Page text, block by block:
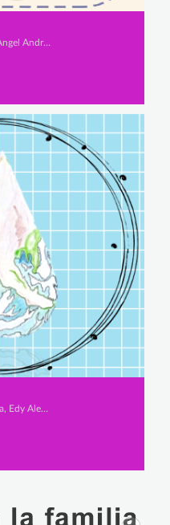
Secundaria, Natali Ramírez Ochoa , Angel Andrés Vargas Díaz y William Alberto Sanchez Sosa
Secundaria, Carol Natalia Celis Correa, Edy Alexandra Izquierdo Rodríguez y Osniel Alejandro Portuondo Cespedes